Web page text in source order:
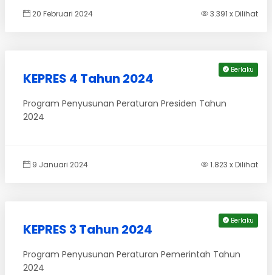
20 Februari 2024 3.391 x Dilihat
Berlaku
KEPRES 4 Tahun 2024
Program Penyusunan Peraturan Presiden Tahun
2024
9 Januari 2024 1.823 x Dilihat
Berlaku
KEPRES 3 Tahun 2024
Program Penyusunan Peraturan Pemerintah Tahun
2024